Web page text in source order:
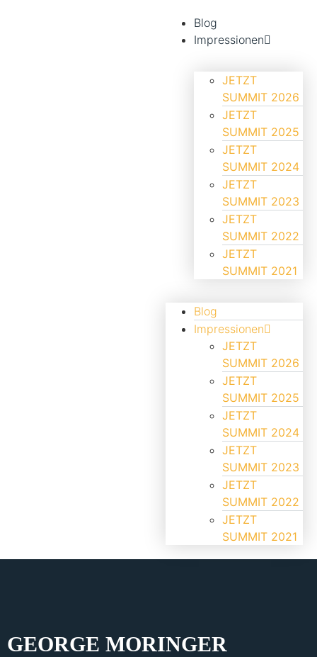
Blog
Impressionen
JETZT
SUMMIT 2026
JETZT
SUMMIT 2025
JETZT
SUMMIT 2024
JETZT
SUMMIT 2023
JETZT
SUMMIT 2022
JETZT
SUMMIT 2021
Blog
Impressionen
JETZT
SUMMIT 2026
JETZT
SUMMIT 2025
JETZT
SUMMIT 2024
JETZT
SUMMIT 2023
JETZT
SUMMIT 2022
JETZT
SUMMIT 2021
GEORGE MORINGER